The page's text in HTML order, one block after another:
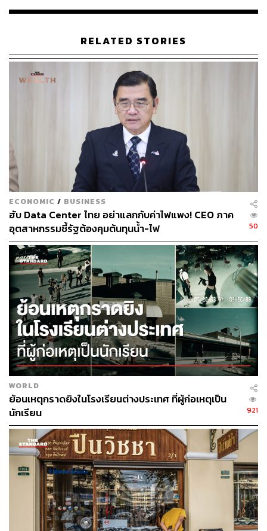
RELATED STORIES
ECONOMIC / BUSINESS
ฮับ Data Center ไทย อย่าแลกกับค่าไฟแพง! CEO ภาค
อุตสาหกรรมชี้รัฐต้องคุมต้นทุนน้ำ-ไฟ
50
WORLD
ย้อนเหตุกราดยิงในโรงเรียนต่างประเทศ ที่ผู้ก่อเหตุเป็น
นักเรียน
921